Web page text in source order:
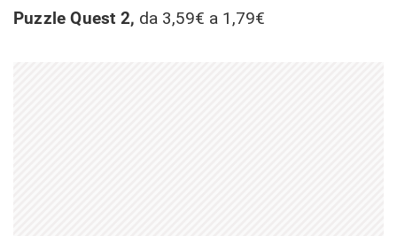
Puzzle Quest 2, da 3,59€ a 1,79€